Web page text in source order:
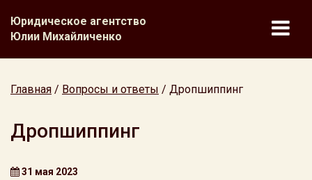
Юридическое агентство
Юлии Михайличенко
Главная / Вопросы и ответы / Дропшиппинг
Дропшиппинг
31 мая 2023